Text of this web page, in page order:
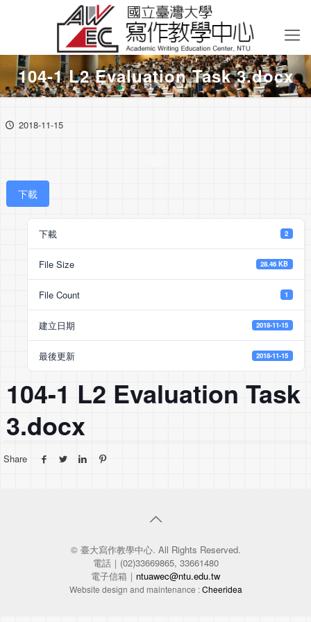
104-1 L2 Evaluation Task 3.docx
2018-11-15
下載
下載 2
File Size 28.46 KB
File Count 1
建立日期 2018-11-15
最後更新 2018-11-15
104-1 L2 Evaluation Task
3.docx
Share
© 臺大寫作教學中心. All Rights Reserved.
電話｜(02)33669865, 33661480
電子信箱｜ ntuawec@ntu.edu.tw
Website design and maintenance :Cheeridea